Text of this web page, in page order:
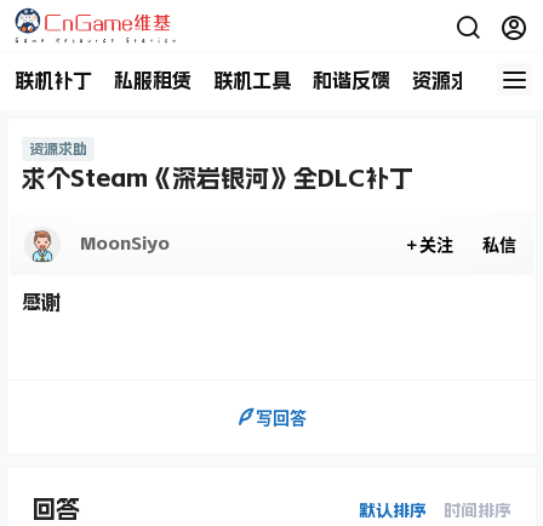
联机补丁 私服租赁 联机工具 和谐反馈 资源求助 商
资源求助
求个Steam《深岩银河》全DLC补丁
MoonSiyo 关注 私信
感谢
写回答
回答 默认排序 时间排序